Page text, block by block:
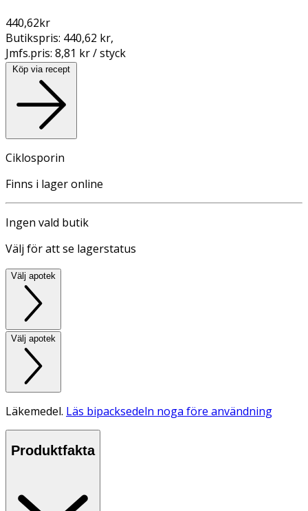
440,62kr
Butikspris: 440,62 kr,
Jmfs.pris: 8,81 kr / styck
Köp via recept
Ciklosporin
Finns i lager online
Ingen vald butik
Välj för att se lagerstatus
Välj apotek
Välj apotek
Läkemedel. Läs bipacksedeln noga före användning
Produktfakta